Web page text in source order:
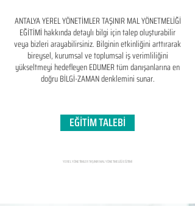
ANTALYA YEREL YÖNETİMLER TAŞINIR MAL YÖNETMELİĞİ
EĞİTİMİ hakkında detaylı bilgi için talep oluşturabilir
veya bizleri arayabilirsiniz. Bilginin etkinliğini arttırarak
bireysel, kurumsal ve toplumsal iş verimliliğini
yükseltmeyi hedefleyen​ EDUMER tüm danışanlarına en
doğru BİLGİ-ZAMAN denklemini sunar.
EĞİTİM TALEBİ
YEREL YÖNETİMLER TAŞINIR MAL YÖNETMELİĞİ EĞİTİMİ